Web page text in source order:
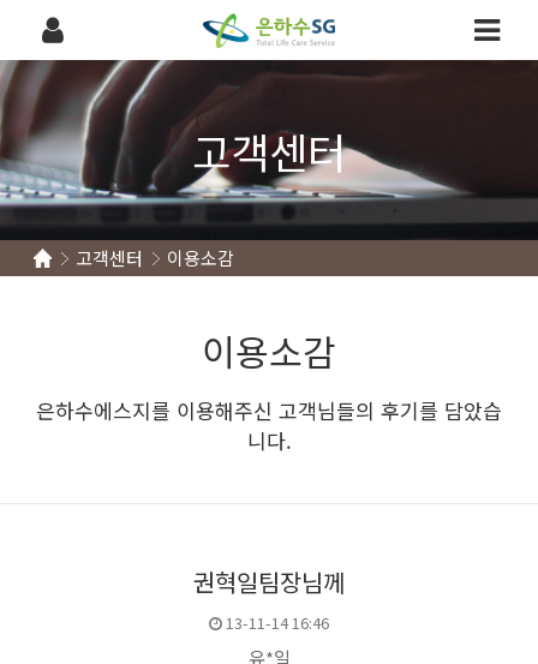
고객센터
고객센터 이용소감
이용소감
은하수에스지를 이용해주신 고객님들의 후기를 담았습
니다.
권혁일팀장님께
13-11-14 16:46
유*일